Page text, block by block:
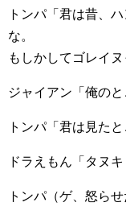
トンパ「君は昔、
な。
もしかしてゴレイ
ジャイアン「俺の
トンパ「君は見た
ドラえもん「タヌキ
トンパ（ゲ、怒らせ